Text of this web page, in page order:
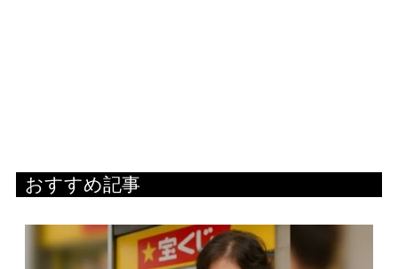
おすすめ記事